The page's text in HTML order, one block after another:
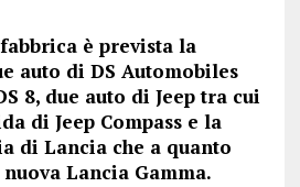
è prevista la
auto di DS Automobiles
8, due auto di Jeep tra cui
di Jeep Compass e la
di Lancia che a quanto
Lancia Gamma.